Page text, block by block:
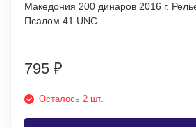
Македония 200 динаров 2016 г.
Псалом 41 UNC
795 ₽
Осталось 2 шт.